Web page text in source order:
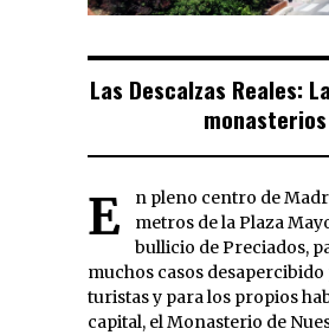
Las Descalzas Reales:
monasterios
En pleno centro de Madrid, a escasos
metros de la Plaza
bullicio de Preciados,
muchos casos desapercibido
turistas y para los propios
capital, el Monasterio de